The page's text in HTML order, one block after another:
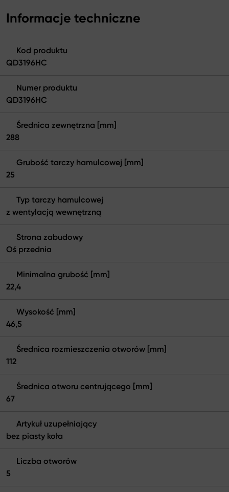
Informacje techniczne
Kod produktu
QD3196HC
Numer produktu
QD3196HC
Średnica zewnętrzna [mm]
288
Grubość tarczy hamulcowej [mm]
25
Typ tarczy hamulcowej
z wentylacją wewnętrzną
Strona zabudowy
Oś przednia
Minimalna grubość [mm]
22,4
Wysokość [mm]
46,5
Średnica rozmieszczenia otworów [mm]
112
Średnica otworu centrującego [mm]
67
Artykuł uzupełniający
bez piasty koła
Liczba otworów
5